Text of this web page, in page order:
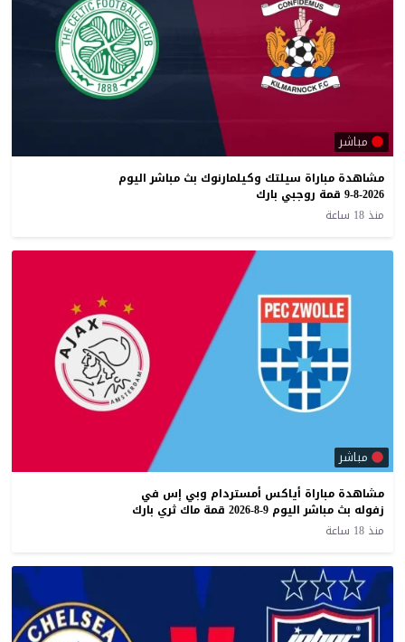
مباشر
مشاهدة مباراة سيلتك وكيلمارنوك بث مباشر اليوم
9-8-2026 قمة روجبي بارك
منذ 18 ساعة
مباشر
مشاهدة مباراة أياكس أمستردام وبي إس في
زفوله بث مباشر اليوم 9-8-2026 قمة ماك ثري بارك
منذ 18 ساعة